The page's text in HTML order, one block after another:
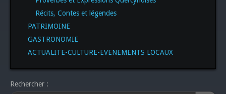
Récits, Contes et légendes
PATRIMOINE
GASTRONOMIE
ACTUALITE-CULTURE-EVENEMENTS LOCAUX
Rechercher :